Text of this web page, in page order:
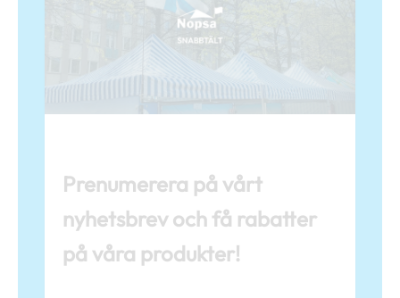
Prenumerera på vårt
nyhetsbrev och få rabatter
på våra produkter!